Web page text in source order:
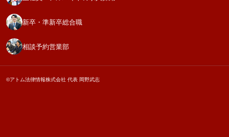
新卒・準新卒総合職
相談予約営業部
©アトム法律情報株式会社 代表 岡野武志